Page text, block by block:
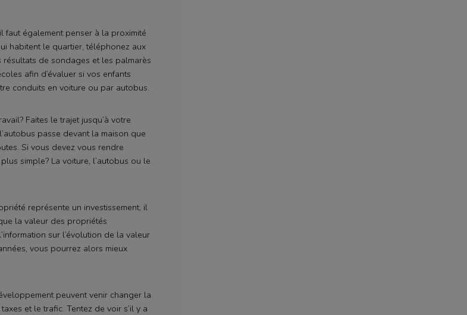
faut également penser à la proximité
habitent le quartier, téléphonez aux
de sondages et les palmarès
afin d’évaluer si vos enfants
conduits en voiture ou par autobus.
Faites le trajet jusqu’à votre
passe devant la maison que
Si vous devez vous rendre
simple? La voiture, l’autobus ou le
représente un investissement, il
la valeur des propriétés
sur l’évolution de la valeur
vous pourrez alors mieux
peuvent venir changer la
et le trafic. Tentez de voir s’il y a